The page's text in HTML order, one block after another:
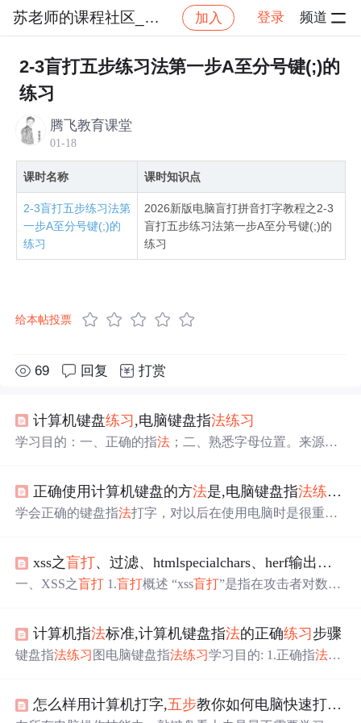
苏老师的课程社区_NO_2 加入 登录 频道
社区 苏老师的课程社区_NO_2 2026新版电脑盲打
2-3盲打五步练习法第一步A至分号键(;)的
练习
腾飞教育课堂
01-18
课时名称 课时知识点
2-3盲打五步练习法第
一步A至分号键(;)的
练习
2026新版电脑盲打拼音打字教程之2-3
盲打五步练习法第一步A至分号键(;)的
练习
给本帖投票
69 回复 打赏
计算机键盘练习,电脑键盘指法练习
学习目的：一、正确的指法 ；二、熟悉字母位置。来源：
母指轻放在空格键上)第二步、练习击键(例如要打D键，方
法是：1、提起左手约离键盘两厘米；2、向下击键时中指
重要，而错误的习...
正确使用计算机键盘的方法是,电脑键盘指法练习
学会正确的键盘指法打字，对以后在使用电脑时是很重要
练习图，可以很方便的让你学习电脑键盘指 法电脑键盘指
法 练习学习目的：一、正确的指法;二、熟悉字母位置。电
二步、练习击键(例如要打D键，方法是：1、提起...
xss之盲打、过滤、htmlspecialchars、herf输出、js输出
一、XSS之盲打 1.盲打概述 “xss盲打”是指在攻击者对数据
入远程的js）的数据。当未知后台在展现时没有对这些提
交的数据进行过滤，那么后台管理人员在操作时就会触发x
ss 2.实验演示第一步 ：打开pikachu的xss盲打，随便输入信
息 第二步：模拟后台管理员，登录后台进行查看（右上角
计算机指法标准,计算机键盘指法的正确练习 步骤
键盘指法练习 图电脑键盘指法练习学习目的: 1.正确指法；
两个手指放在空格键上)第二步，练习击键(例如，要敲击D
怎么样用计算机打字,五步教你如何电脑快速打字！